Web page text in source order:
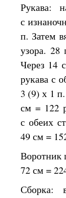
Рукава:
с
п. Затем
узора. 28
Через 14
рукавас
3 (9) х 1 п.
см = 122
с обеих
49 см =
Воротник
72 см =
Сборка: